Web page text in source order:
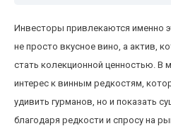
Инвесторы привлекаются именно
не просто вкусное вино, а актив,
стать колекционной ценностью. В
интерес к винным редкостям,
удивить гурманов, но и показать
благодаря редкости и спросу на